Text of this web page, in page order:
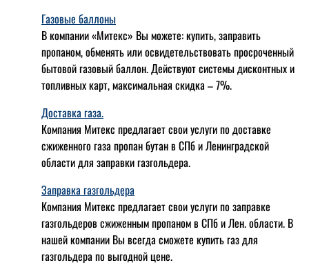
Газовые баллоны
В компании «Митекс» Вы можете: купить, заправить
пропаном, обменять или освидетельствовать просроченный
бытовой газовый баллон. Действуют системы дисконтных и
топливных карт, максимальная скидка – 7%.
Доставка газа.
Компания Митекс предлагает свои услуги по доставке
сжиженного газа пропан бутан в СПб и Ленинградской
области для заправки газгольдера.
Заправка газгольдера
Компания Митекс предлагает свои услуги по заправке
газгольдеров сжиженным пропаном в СПб и Лен. области. В
нашей компании Вы всегда сможете купить газ для
газгольдера по выгодной цене.